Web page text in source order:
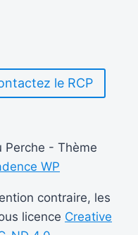
le RCP
Perche - Thème
WP
contraire, les
licence Creative